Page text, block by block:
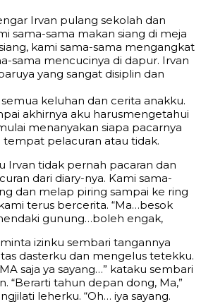
Irvan pulang sekolah dan
sama-sama makan siang di meja
kami sama-sama mengangkat
sama mencucinya di dapur. Irvan
yang sangat disiplin dan
keluhan dan cerita anakku.
akhirnya aku harusmengetahui
menanyakan siapa pacarnya
pelacuran atau tidak.
Irvan tidak pernah pacaran dan
dari diary-nya. Kami sama-
dan melap piring sampai ke ring
terus bercerita. “Ma…besok
gunung…boleh engak,
izinku sembari tangannya
dasterku dan mengelus tetekku.
saja ya sayang…” kataku sembari
“Berarti tahun depan dong, Ma,”
leherku. “Oh… iya sayang.